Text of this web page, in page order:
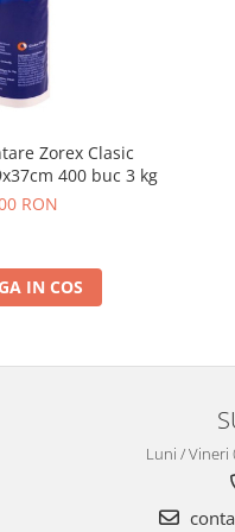
Zorex Clasic
400 buc 3 kg
RON
IN COS
Luni / Vineri